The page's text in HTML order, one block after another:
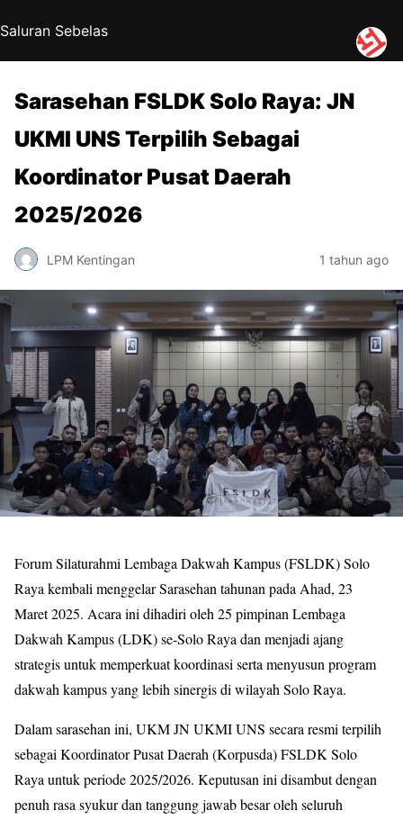
Saluran Sebelas
Sarasehan FSLDK Solo Raya: JN
UKMI UNS Terpilih Sebagai
Koordinator Pusat Daerah
2025/2026
LPM Kentingan 1 tahun ago
Forum Silaturahmi Lembaga Dakwah Kampus (FSLDK) Solo
Raya kembali menggelar Sarasehan tahunan pada Ahad, 23
Maret 2025. Acara ini dihadiri oleh 25 pimpinan Lembaga
Dakwah Kampus (LDK) se-Solo Raya dan menjadi ajang
strategis untuk memperkuat koordinasi serta menyusun program
dakwah kampus yang lebih sinergis di wilayah Solo Raya.
Dalam sarasehan ini, UKM JN UKMI UNS secara resmi terpilih
sebagai Koordinator Pusat Daerah (Korpusda) FSLDK Solo
Raya untuk periode 2025/2026. Keputusan ini disambut dengan
penuh rasa syukur dan tanggung jawab besar oleh seluruh